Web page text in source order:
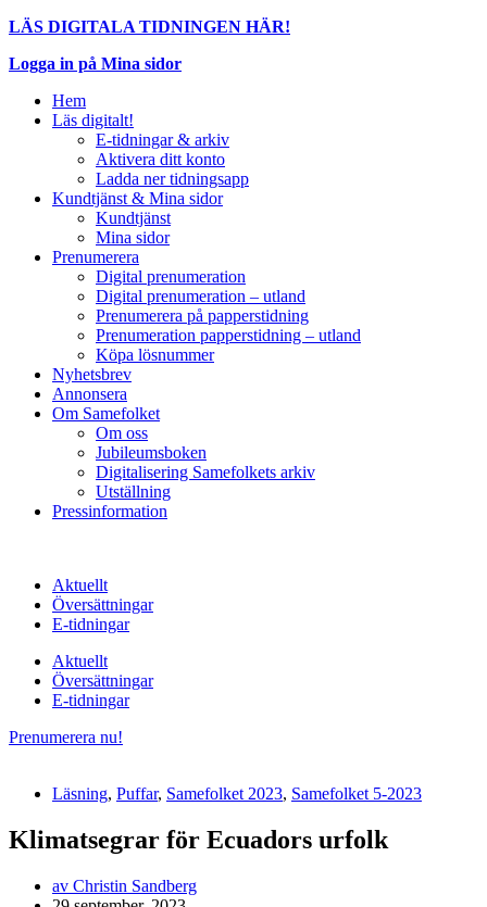
LÄS DIGITALA TIDNINGEN HÄR!
Logga in på Mina sidor
Hem
Läs digitalt!
E-tidningar & arkiv
Aktivera ditt konto
Ladda ner tidningsapp
Kundtjänst & Mina sidor
Kundtjänst
Mina sidor
Prenumerera
Digital prenumeration
Digital prenumeration – utland
Prenumerera på papperstidning
Prenumeration papperstidning – utland
Köpa lösnummer
Nyhetsbrev
Annonsera
Om Samefolket
Om oss
Jubileumsboken
Digitalisering Samefolkets arkiv
Utställning
Pressinformation
Aktuellt
Översättningar
E-tidningar
Aktuellt
Översättningar
E-tidningar
Prenumerera nu!
Läsning, Puffar, Samefolket 2023, Samefolket 5-2023
Klimatsegrar för Ecuadors urfolk
av Christin Sandberg